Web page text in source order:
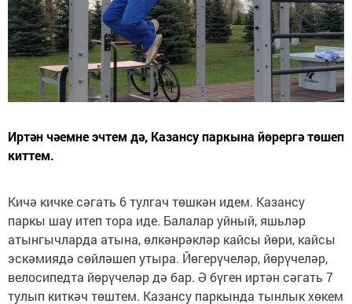
Иртән чәемне эчтем дә, Казансу паркына йөрергә төшеп
киттем.
Кичә кичке сәгать 6 тулгач төшкән идем. Казансу
паркы шау итеп тора иде. Балалар уйный, яшьләр
атынгычларда атына, өлкәнрәкләр кайсы йөри, кайсы
эскәмиядә сөйләшеп утыра. Йөгерүчеләр, йөрүчеләр,
велосипедта йөрүчеләр дә бар. Ә бүген иртән сәгать 7
тулып киткәч төштем. Казансу паркында тынлык хөкем